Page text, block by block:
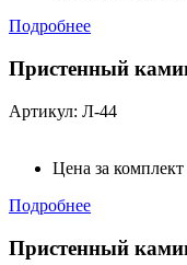
Подробнее
Пристенный
Артикул: Л-44
Цена за
Подробнее
Пристенный